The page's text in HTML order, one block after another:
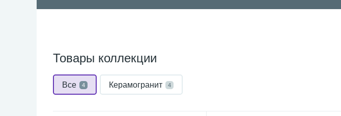
Товары коллекции
Все 4 Керамогранит 4